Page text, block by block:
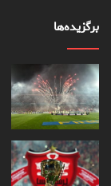
برگزیده‌ها